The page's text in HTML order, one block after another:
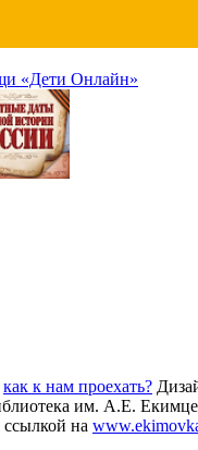
как к нам проехать?
им. А.Е.
ссылкой на